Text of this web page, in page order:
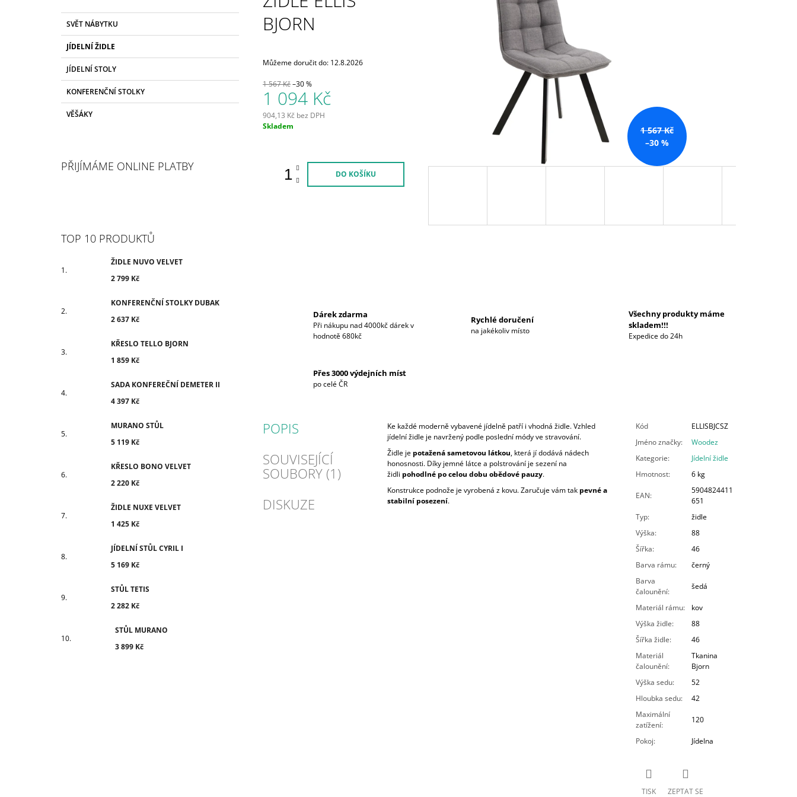
kategorie
K
A
T
E
G
O
R
E
SVĚT NÁBYTKU
JÍDELNÍ ŽIDLE
JÍDELNÍ STOLY
KONFERENČNÍ STOLKY
VĚŠÁKY
PŘIJÍMÁME ONLINE PLATBY
TOP 10 PRODUKTŮ
ŽIDLE NUVO VELVET
2 799 Kč
KONFERENČNÍ STOLKY DUBAK
2 637 Kč
KŘESLO TELLO BJORN
1 859 Kč
SADA KONFEREČNÍ DEMETER II
4 397 Kč
MURANO STŮL
5 119 Kč
KŘESLO BONO VELVET
2 220 Kč
ŽIDLE NUXE VELVET
1 425 Kč
JÍDELNÍ STŮL CYRIL I
5 169 Kč
STŮL TETIS
2 282 Kč
STŮL MURANO
3 899 Kč
BJORN
1 567 Kč
–30 %
Můžeme doručit do: 12.8.2026
1 567 Kč–30 %
1 094 Kč
904,13 Kč bez DPH
Měrná
Skladem
DO KOŠÍKU
Dárek zdarma
Při nákupu nad 4000kč dárek v
hodnotě 680kč
Rychlé doručení
na jakékoliv místo
Všechny produkty máme
skladem!!!
Expedice do 24h
Přes 3000 výdejních míst
po celé ČR
POPIS
SOUVISEJÍCÍ
SOUBORY (1)
DISKUZE
Ke každé moderně vybavené jídelně patří i vhodná židle. Vzhled
jídelní židle je navržený podle poslední módy ve stravování.
Židle je potažená sametovou látkou, která jí dodává nádech
honosnosti. Díky jemné látce a polstrování je sezení na
židli pohodlné po celou dobu obědové pauzy.
Konstrukce podnože je vyrobená z kovu. Zaručuje vám tak pevné a
stabilní posezení.
Kód
ELLISBJCSZ
Jméno značky:
Woodez
Kategorie:
Jídelní židle
Hmotnost: 6 kg
EAN:
5904824411
651
Typ:
židle
Výška:
88
Šířka:
46
Barva rámu:
černý
Barva
čalounění:
šedá
Materiál rámu:
kov
Výška židle:
88
Šířka židle:
46
Materiál
čalounění:
Tkanina
Bjorn
Výška sedu:
52
Hloubka sedu:
42
Maximální
zatížení:
120
Pokoj: Jídelna
TISK ZEPTAT SE
Původně:4 050 Kč
2 637 Kč
1 859 Kč
Původně: 3 043 Kč